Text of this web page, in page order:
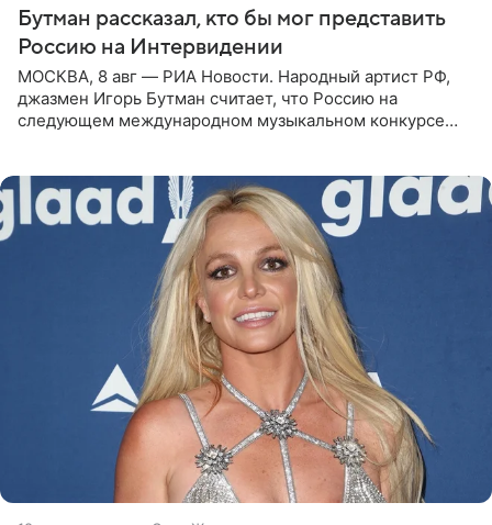
Бутман рассказал, кто бы мог представить
Россию на Интервидении
МОСКВА, 8 авг — РИА Новости. Народный артист РФ,
джазмен Игорь Бутман считает, что Россию на
следующем международном музыкальном конкурсе